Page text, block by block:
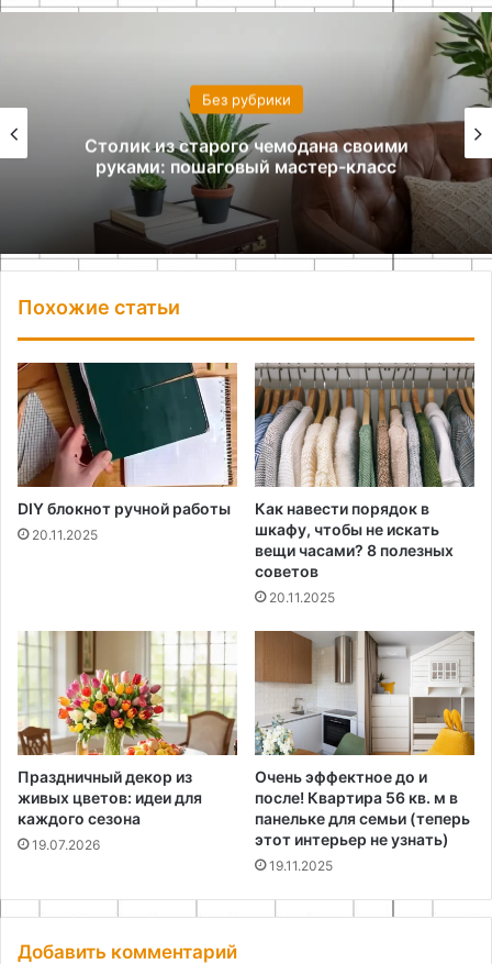
Без рубрики
Столик из старого чемодана своими
руками: пошаговый мастер-класс
Похожие статьи
DIY блокнот ручной работы
20.11.2025
Как навести порядок в
шкафу, чтобы не искать
вещи часами? 8 полезных
советов
20.11.2025
Праздничный декор из
живых цветов: идеи для
каждого сезона
19.07.2026
Очень эффектное до и
после! Квартира 56 кв. м в
панельке для семьи (теперь
этот интерьер не узнать)
19.11.2025
Добавить комментарий